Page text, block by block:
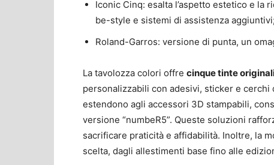
Iconic Cinq: esalta l’aspetto estetico e la
be-style e sistemi di assistenza aggiuntivi;
Roland-Garros: versione di punta, un
La tavolozza colori offre cinque tinte
personalizzabili con adesivi, sticker e
estendono agli accessori 3D stampabili,
versione “numbeR5”. Queste soluzioni
sacrificare praticità e affidabilità. Inoltre, la
scelta, dagli allestimenti base fino alle